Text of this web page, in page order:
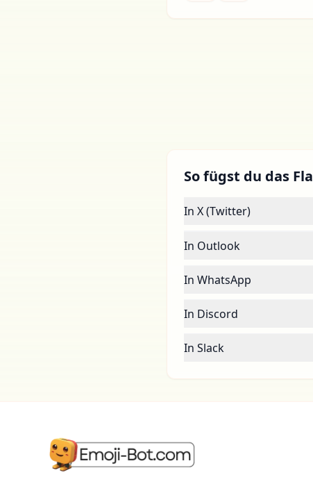
So fügst du das
In X (Twitter)
In Outlook
In WhatsApp
In Discord
In Slack